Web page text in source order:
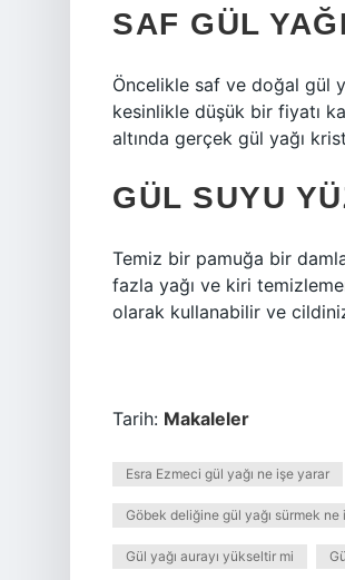
SAF GÜL
Öncelikle saf ve doğal gül
kesinlikle düşük bir fiyatı
altında gerçek gül yağı
GÜL SUYU
Temiz bir pamuğa bir
fazla yağı ve kiri
olarak kullanabilir ve
Tarih: Makaleler
Esra Ezmeci gül yağı ne işe yarar
Göbek deliğine gül yağı sürmek ne
Gül yağı aurayı yükseltir mi